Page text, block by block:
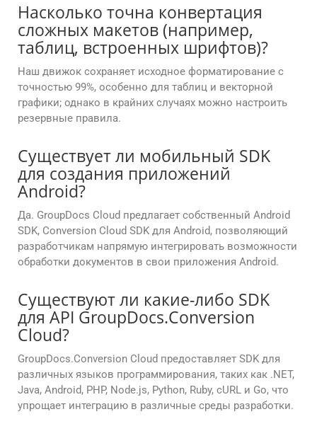
Насколько точна конвертация
сложных макетов (например,
таблиц, встроенных шрифтов)?
Наш движок сохраняет исходное форматирование с
точностью 99%, особенно для таблиц и векторной
графики; однако в крайних случаях можно настроить
резервные правила.
Существует ли мобильный SDK
для создания приложений
Android?
Да. GroupDocs Cloud предлагает собственный Android
SDK, Conversion Cloud SDK для Android, позволяющий
разработчикам напрямую интегрировать возможности
обработки документов в свои приложения Android.
Существуют ли какие-либо SDK
для API GroupDocs.Conversion
Cloud?
GroupDocs.Conversion Cloud предоставляет SDK для
различных языков программирования, таких как .NET,
Java, Android, PHP, Node.js, Python, Ruby, cURL и Go, что
упрощает интеграцию в различные среды разработки.